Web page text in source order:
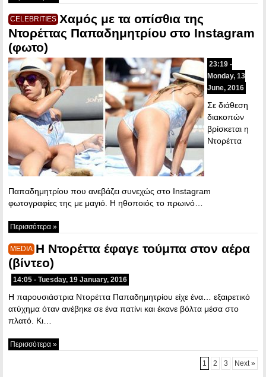
CELEBRITIES Χαμός με τα οπίσθια της
Ντορέττας Παπαδημητρίου στο Instagram
(φωτο)
23:19 -
Monday, 13
June, 2016
Σε διάθεση
διακοπών
βρίσκεται η
Ντορέττα
Παπαδημητρίου που ανεβάζει συνεχώς στο Instagram
φωτογραφίες της με μαγιό. Η ηθοποιός το πρωινό…
Περισσότερα »
MEDIA Η Ντορέττα έφαγε τούμπα στον αέρα
(βίντεο)
14:05 - Tuesday, 19 January, 2016
Η παρουσιάστρια Ντορέττα Παπαδημητρίου είχε ένα… εξαιρετικό
ατύχημα όταν ανέβηκε σε ένα πατίνι και έκανε βόλτα μέσα στο
πλατό. Κι…
Περισσότερα »
1 2 3 Next »